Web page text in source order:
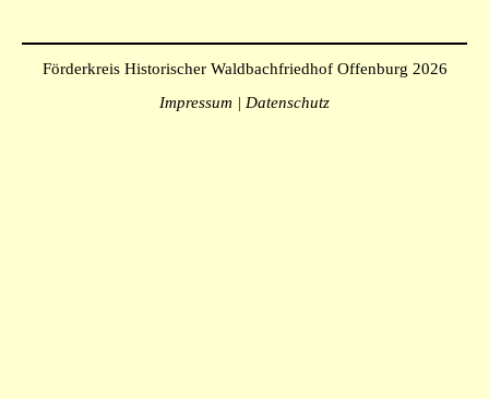
Förderkreis Historischer Waldbachfriedhof Offenburg 2026
Impressum | Datenschutz